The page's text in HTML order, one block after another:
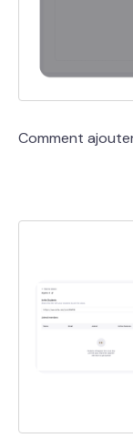
Comment